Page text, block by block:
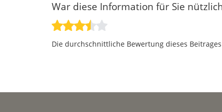
War diese Information für Sie
Die durchschnittliche Bewertung dieses